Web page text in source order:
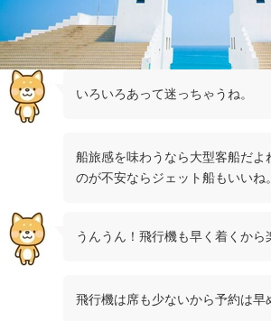
いろいろあって迷っちゃうね。
船旅感を味わうなら大型客船だよ
のが不安ならジェット船もいいね。
うんうん！飛行機も早く着くから
飛行機は席も少ないから予約は早